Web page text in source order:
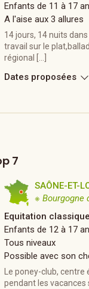
Enfants de 11 à 17
A l'aise aux 3 allures
14 jours, 14 nuits
travail sur le
régional […]
Dates proposées
7
SAÔNE-ET-
※ Bourgogne
Equitation classique
Enfants de 12 à 17
Tous niveaux
Possible avec son
Le poney-club,
pendant les vacances